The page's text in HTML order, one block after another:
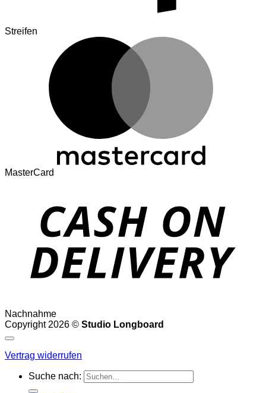
Streifen
MasterCard
Nachnahme
Copyright 2026 © Studio Longboard
Vertrag widerrufen
Suche nach: